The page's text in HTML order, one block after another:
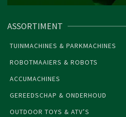
ASSORTIMENT
TUINMACHINES & PARKMACHINES
ROBOTMAAIERS & ROBOTS
ACCUMACHINES
GEREEDSCHAP & ONDERHOUD
OUTDOOR TOYS & ATV’S